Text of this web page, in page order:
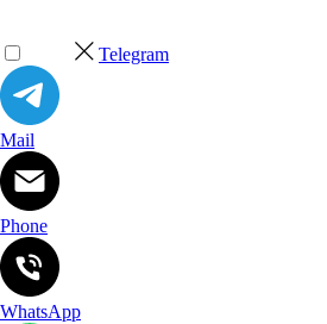
Telegram
Mail
Phone
WhatsApp